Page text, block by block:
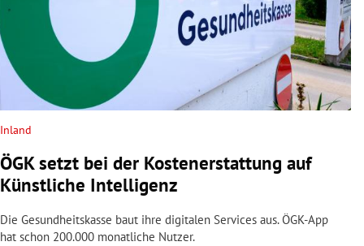
Inland
ÖGK setzt bei der Kostenerstattung auf
Künstliche Intelligenz
Die Gesundheitskasse baut ihre digitalen Services aus. ÖGK-App
hat schon 200.000 monatliche Nutzer.